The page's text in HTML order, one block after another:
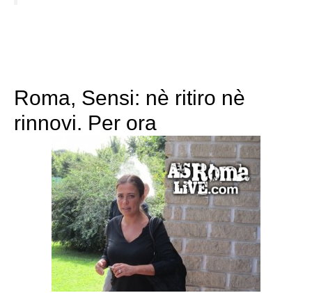
Roma, Sensi: nè ritiro nè
rinnovi. Per ora